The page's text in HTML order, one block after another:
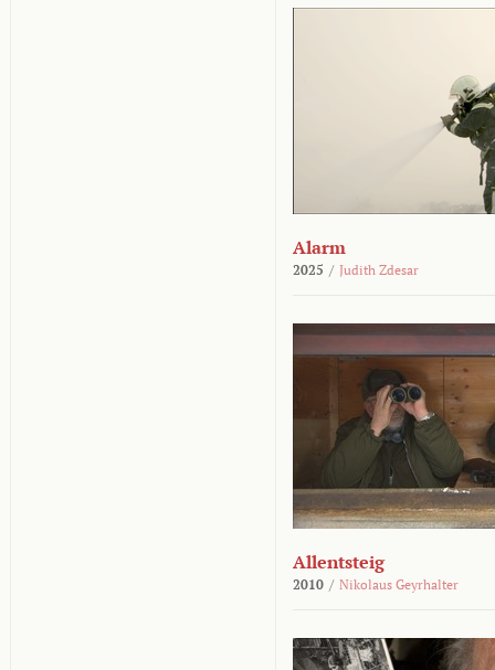
Alarm
2025 / Judith Zdesar
Allentsteig
2010 / Nikolaus Geyrhalter